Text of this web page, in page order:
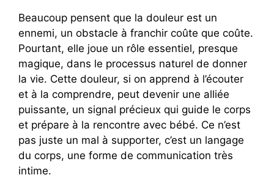
Beaucoup pensent que la douleur est un
ennemi, un obstacle à franchir coûte que coûte.
Pourtant, elle joue un rôle essentiel, presque
magique, dans le processus naturel de donner
la vie. Cette douleur, si on apprend à l’écouter
et à la comprendre, peut devenir une alliée
puissante, un signal précieux qui guide le corps
et prépare à la rencontre avec bébé. Ce n’est
pas juste un mal à supporter, c’est un langage
du corps, une forme de communication très
intime.